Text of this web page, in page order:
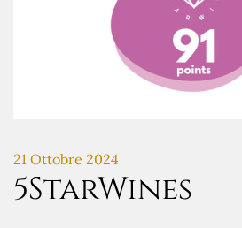
21 Ottobre 2024
5StarWines